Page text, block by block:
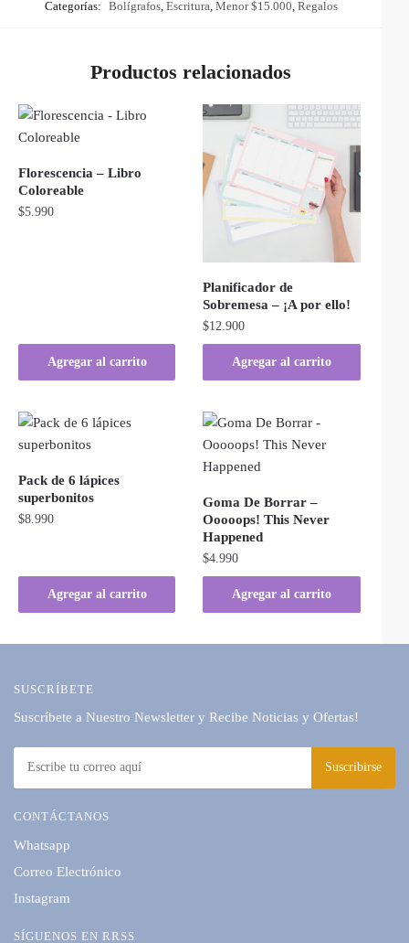
Categorías: Bolígrafos, Escritura, Menor $15.000, Regalos
Productos relacionados
Florescencia – Libro
Coloreable
$5.990
Agregar al carrito
Planificador de
Sobremesa – ¡A por ello!
$12.900
Agregar al carrito
Pack de 6 lápices
superbonitos
$8.990
Agregar al carrito
Goma De Borrar –
Ooooops! This Never
Happened
$4.990
Agregar al carrito
SUSCRÍBETE
Suscríbete a Nuestro Newsletter y Recibe Noticias y Ofertas!
CONTÁCTANOS
Whatsapp
Correo Electrónico
Instagram
SÍGUENOS EN RRSS